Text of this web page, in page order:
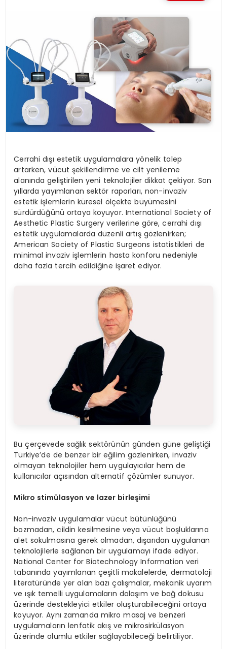
Cerrahi dışı estetik uygulamalara yönelik talep
artarken, vücut şekillendirme ve cilt yenileme
alanında geliştirilen yeni teknolojiler dikkat çekiyor. Son
yıllarda yayımlanan sektör raporları, non-invaziv
estetik işlemlerin küresel ölçekte büyümesini
sürdürdüğünü ortaya koyuyor. International Society of
Aesthetic Plastic Surgery verilerine göre, cerrahi dışı
estetik uygulamalarda düzenli artış gözlenirken;
American Society of Plastic Surgeons istatistikleri de
minimal invaziv işlemlerin hasta konforu nedeniyle
daha fazla tercih edildiğine işaret ediyor.
Bu çerçevede sağlık sektörünün günden güne geliştiği
Türkiye’de de benzer bir eğilim gözlenirken, invaziv
olmayan teknolojiler hem uygulayıcılar hem de
kullanıcılar açısından alternatif çözümler sunuyor.
Mikro stimülasyon ve lazer birleşimi
Non-invaziv uygulamalar vücut bütünlüğünü
bozmadan, cildin kesilmesine veya vücut boşluklarına
alet sokulmasına gerek olmadan, dışarıdan uygulanan
teknolojilerIe sağlanan bir uygulamayı ifade ediyor.
National Center for Biotechnology Information veri
tabanında yayımlanan çeşitli makalelerde, dermatoloji
literatüründe yer alan bazı çalışmalar, mekanik uyarım
ve ışık temelli uygulamaların dolaşım ve bağ dokusu
üzerinde destekleyici etkiler oluşturabileceğini ortaya
koyuyor. Aynı zamanda mikro masaj ve benzeri
uygulamaların lenfatik akış ve mikrosirkülasyon
üzerinde olumlu etkiler sağlayabileceği belirtiliyor.